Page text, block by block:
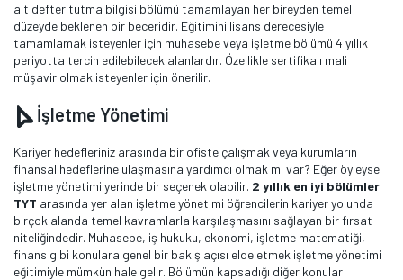
ait defter tutma bilgisi bölümü tamamlayan her bireyden temel
düzeyde beklenen bir beceridir. Eğitimini lisans derecesiyle
tamamlamak isteyenler için muhasebe veya işletme bölümü 4 yıllık
periyotta tercih edilebilecek alanlardır. Özellikle sertifikalı mali
müşavir olmak isteyenler için önerilir.
İşletme Yönetimi
Kariyer hedefleriniz arasında bir ofiste çalışmak veya kurumların
finansal hedeflerine ulaşmasına yardımcı olmak mı var? Eğer öyleyse
işletme yönetimi yerinde bir seçenek olabilir. 2 yıllık en iyi bölümler
TYT arasında yer alan işletme yönetimi öğrencilerin kariyer yolunda
birçok alanda temel kavramlarla karşılaşmasını sağlayan bir fırsat
niteliğindedir. Muhasebe, iş hukuku, ekonomi, işletme matematiği,
finans gibi konulara genel bir bakış açısı elde etmek işletme yönetimi
eğitimiyle mümkün hale gelir. Bölümün kapsadığı diğer konular